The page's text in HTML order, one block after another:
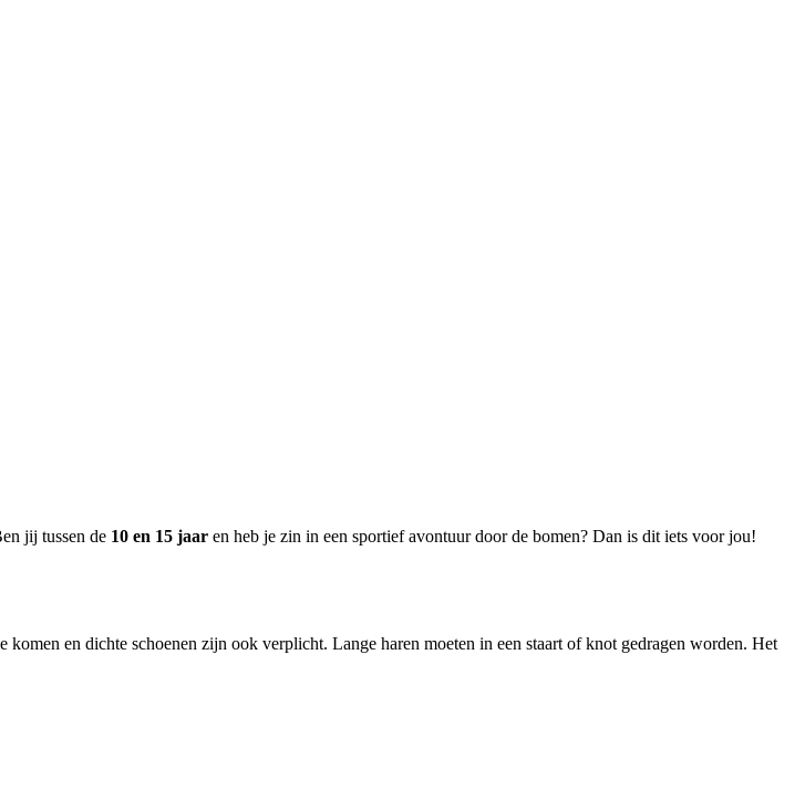
jij tussen de 10 en 15 jaar en heb je zin in een sportief avontuur door de bomen? Dan is dit iets voor jou!
en dichte schoenen zijn ook verplicht. Lange haren moeten in een staart of knot gedragen worden. Het